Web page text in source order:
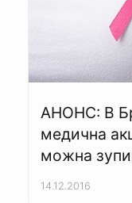
АНОНС: В
медична
можна
14.12.2016